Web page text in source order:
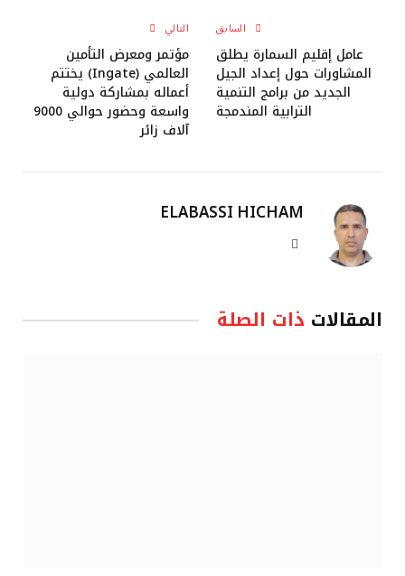
السابق
عامل إقليم السمارة يطلق
المشاورات حول إعداد الجيل
الجديد من برامج التنمية
الترابية المندمجة
التالي
مؤتمر ومعرض التأمين
العالمي (Ingate) يختتم
أعماله بمشاركة دولية
واسعة وحضور حوالي 9000
آلاف زائر
ELABASSI HICHAM
المقالات ذات الصلة